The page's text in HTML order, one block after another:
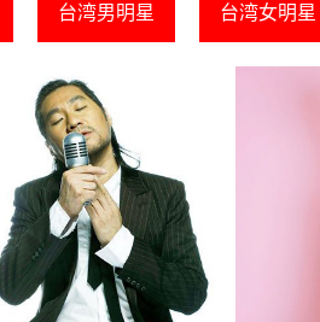
台湾男明星 台湾女明星